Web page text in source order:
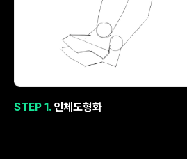
STEP 1.인체도형화